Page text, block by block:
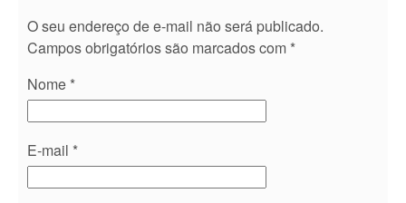
O seu endereço de e-mail não será publicado.
Campos obrigatórios são marcados com *
Nome *
E-mail *